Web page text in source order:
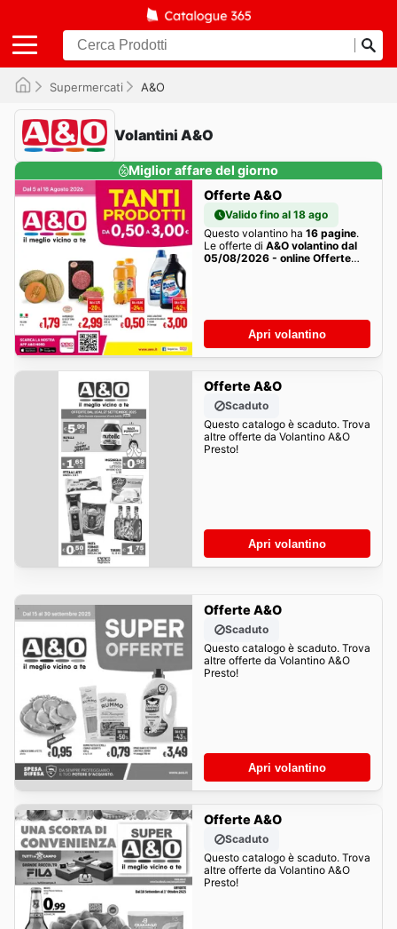
Supermercati A&O
Volantini A&O
Miglior affare del giorno
Offerte A&O
Valido fino al 18 ago
Questo volantino ha 16 pagine.
Le offerte di A&O volantino dal
05/08/2026 - online Offerte
Apri volantino
Offerte A&O
Scaduto
Questo catalogo è scaduto. Trova
altre offerte da Volantino A&O
Presto!
Apri volantino
Offerte A&O
Scaduto
Questo catalogo è scaduto. Trova
altre offerte da Volantino A&O
Presto!
Apri volantino
Offerte A&O
Scaduto
Questo catalogo è scaduto. Trova
altre offerte da Volantino A&O
Presto!